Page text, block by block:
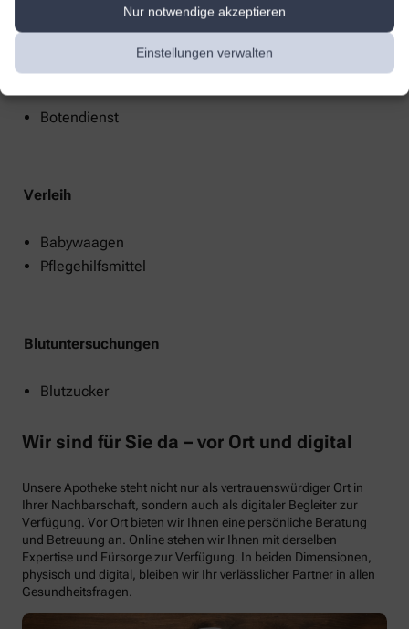
Nur notwendige akzeptieren
Einstellungen verwalten
Services
Botendienst
Verleih
Babywaagen
Pflegehilfsmittel
Blutuntersuchungen
Blutzucker
Wir sind für Sie da – vor Ort und digital
Unsere Apotheke steht nicht nur als vertrauenswürdiger Ort in
Ihrer Nachbarschaft, sondern auch als digitaler Begleiter zur
Verfügung. Vor Ort bieten wir Ihnen eine persönliche Beratung
und Betreuung an. Online stehen wir Ihnen mit derselben
Expertise und Fürsorge zur Verfügung. In beiden Dimensionen,
physisch und digital, bleiben wir Ihr verlässlicher Partner in allen
Gesundheitsfragen.